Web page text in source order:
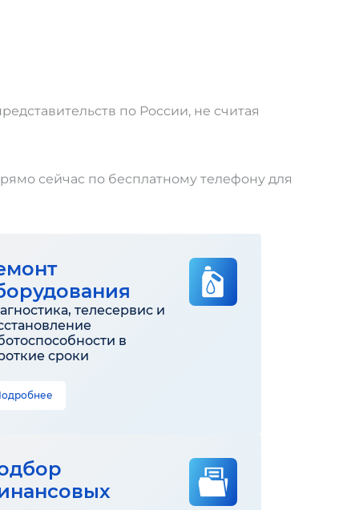
по России, не считая
сейчас по бесплатному телефону для
телесервис и
в
сроки